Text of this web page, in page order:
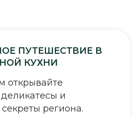
ПУТЕШЕСТВИЕ В
КУХНИ
открывайте
и
региона.